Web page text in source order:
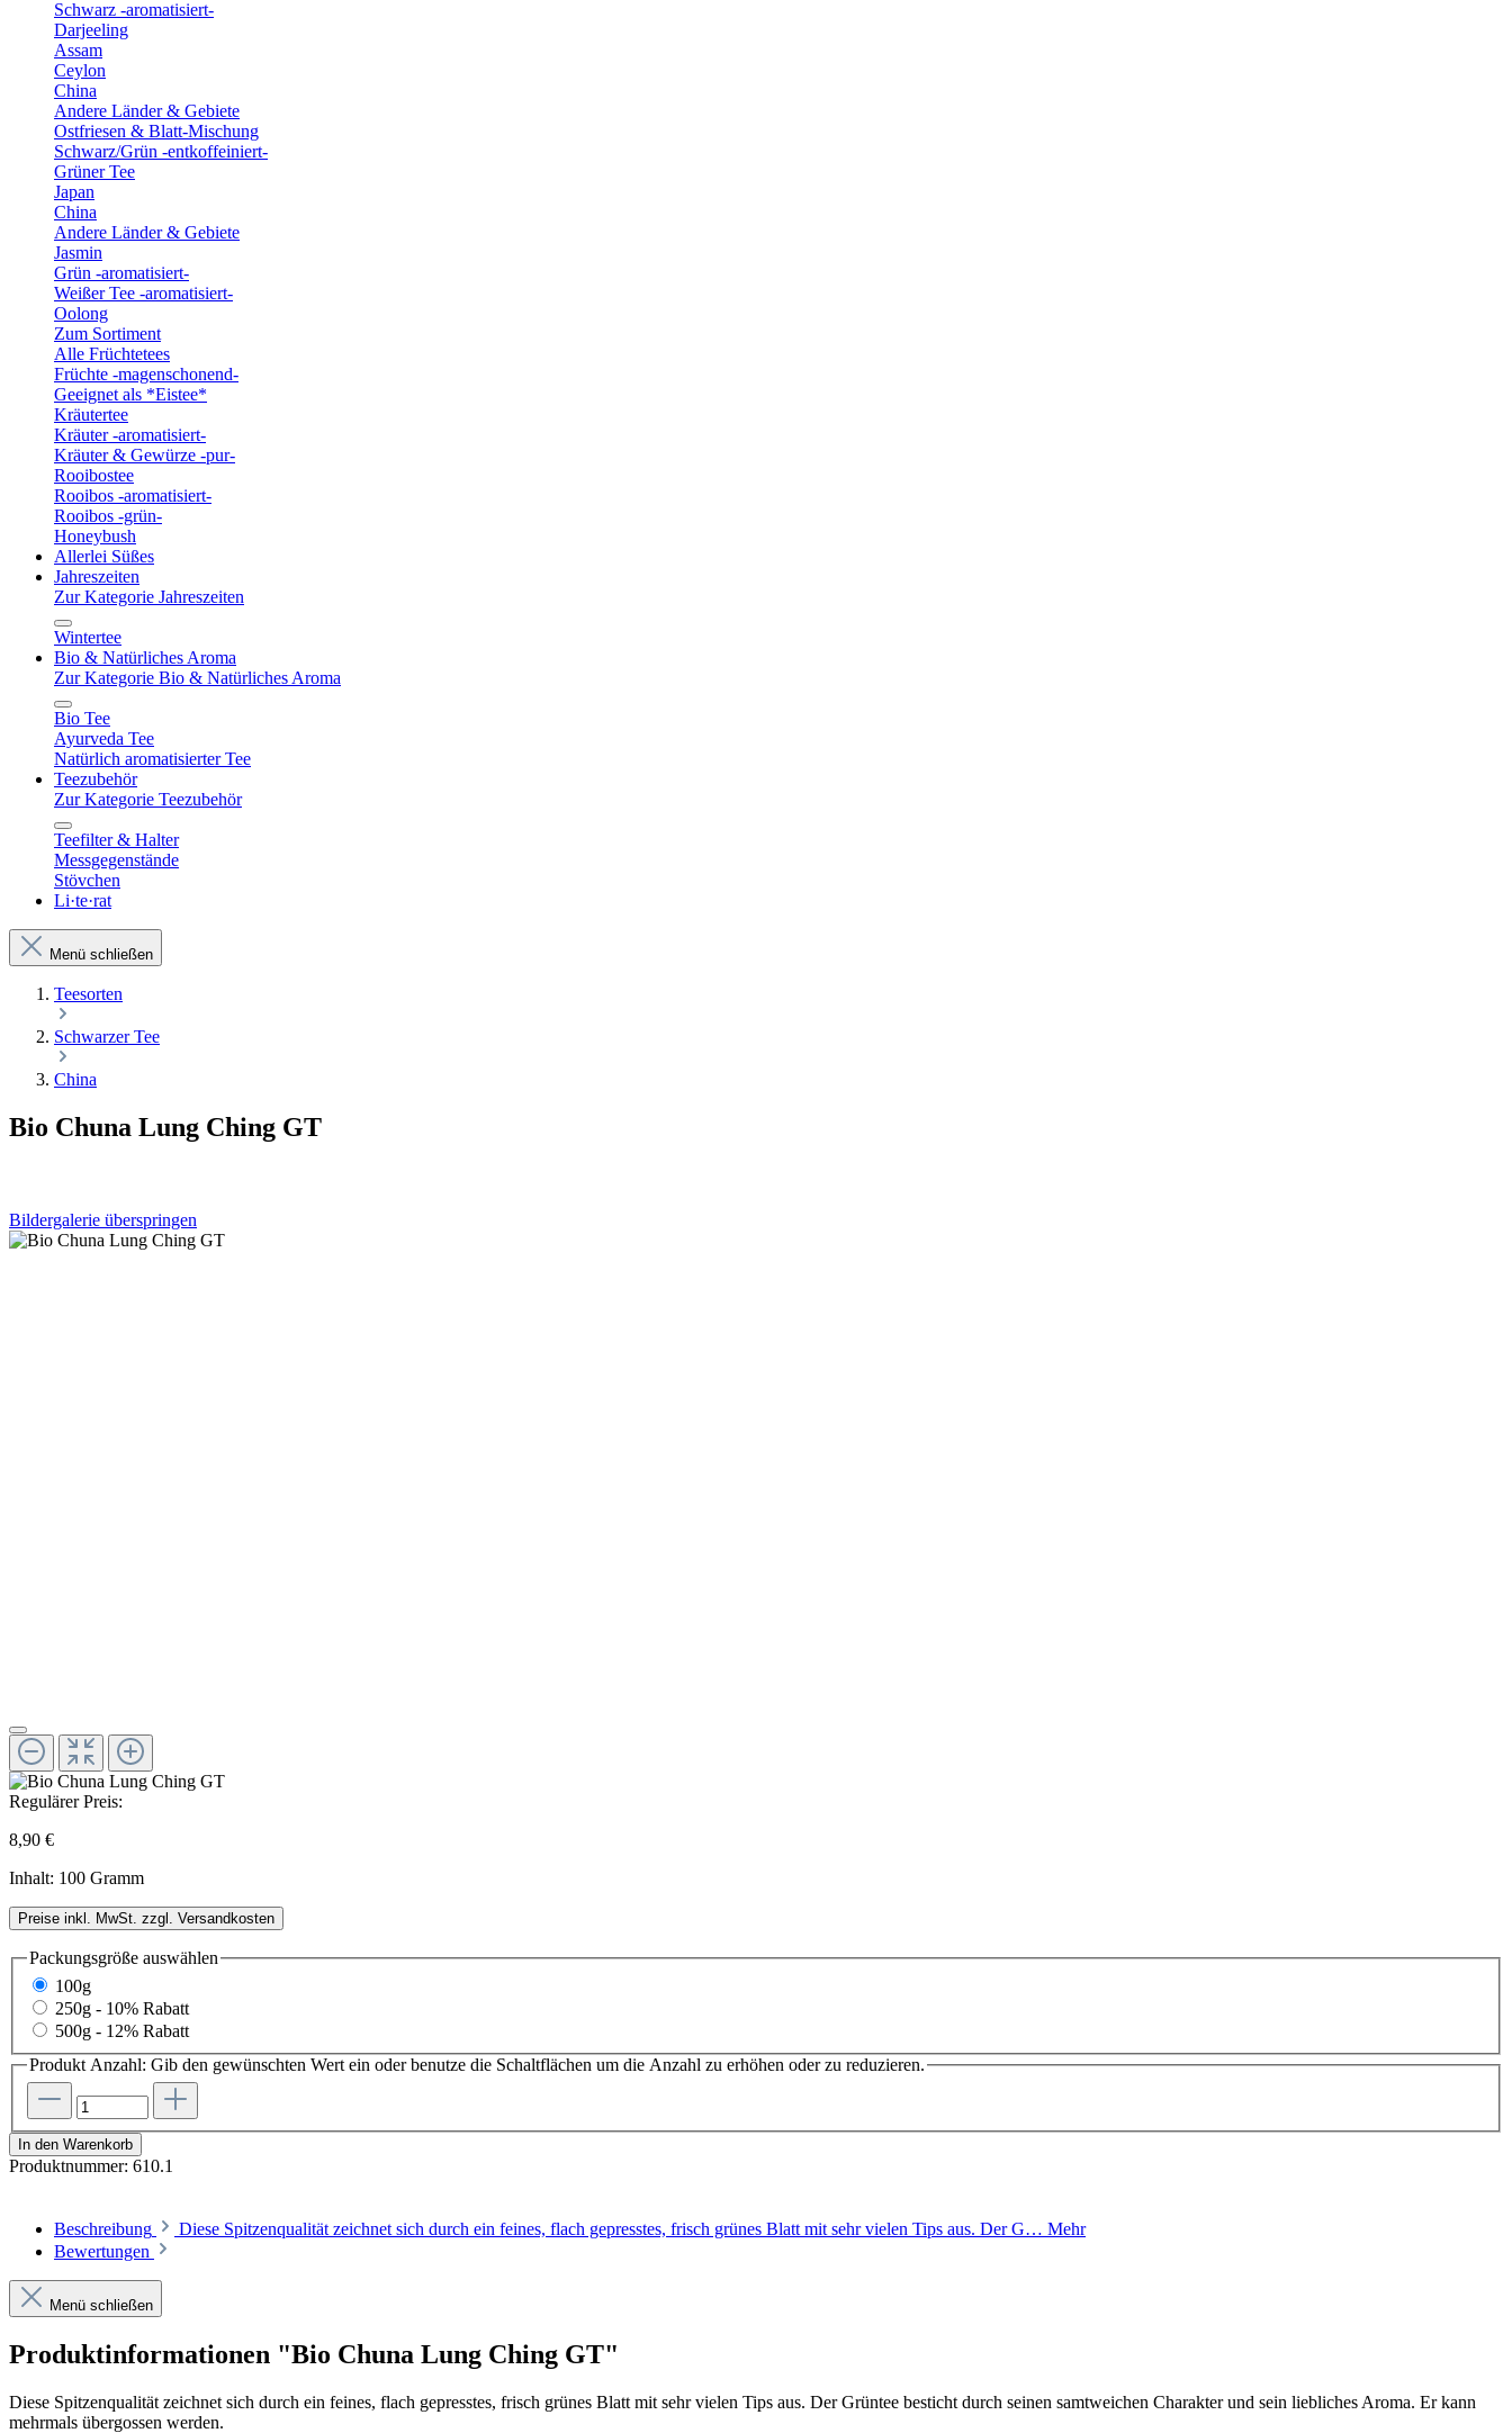
Schwarz -aromatisiert-
Darjeeling
Assam
Ceylon
China
Andere Länder & Gebiete
Ostfriesen & Blatt-Mischung
Schwarz/Grün -entkoffeiniert-
Grüner Tee
Japan
China
Andere Länder & Gebiete
Jasmin
Grün -aromatisiert-
Weißer Tee -aromatisiert-
Oolong
Zum Sortiment
Alle Früchtetees
Früchte -magenschonend-
Geeignet als *Eistee*
Kräutertee
Kräuter -aromatisiert-
Kräuter & Gewürze -pur-
Rooibostee
Rooibos -aromatisiert-
Rooibos -grün-
Honeybush
Allerlei Süßes
Jahreszeiten
Zur Kategorie Jahreszeiten
Wintertee
Bio & Natürliches Aroma
Zur Kategorie Bio & Natürliches Aroma
Bio Tee
Ayurveda Tee
Natürlich aromatisierter Tee
Teezubehör
Zur Kategorie Teezubehör
Teefilter & Halter
Messgegenstände
Stövchen
Li·te·rat
Menü schließen
Teesorten
Schwarzer Tee
China
Bio Chuna Lung Ching GT
Bildergalerie überspringen
Regulärer Preis:
8,90 €
Inhalt: 100 Gramm
Preise inkl. MwSt. zzgl. Versandkosten
Packungsgröße auswählen
100g
250g - 10% Rabatt
500g - 12% Rabatt
Produkt Anzahl: Gib den gewünschten Wert ein oder benutze die Schaltflächen um die Anzahl zu erhöhen oder zu reduzieren.
In den Warenkorb
Produktnummer: 610.1
Beschreibung Diese Spitzenqualität zeichnet sich durch ein feines, flach gepresstes, frisch grünes Blatt mit sehr vielen Tips aus. Der G… Mehr
Bewertungen
Menü schließen
Produktinformationen "Bio Chuna Lung Ching GT"
Diese Spitzenqualität zeichnet sich durch ein feines, flach gepresstes, frisch grünes Blatt mit sehr vielen Tips aus. Der Grüntee besticht durch seinen samtweichen Charakter und sein liebliches Aroma. Er kann
mehrmals übergossen werden.